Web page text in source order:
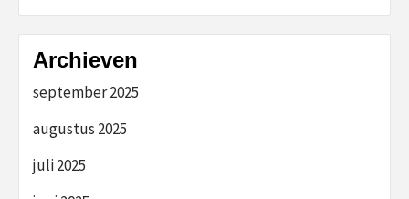
Archieven
september 2025
augustus 2025
juli 2025